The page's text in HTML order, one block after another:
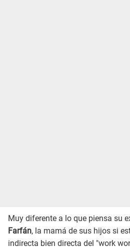
Muy diferente a lo que piensa su
Farfán, la mamá de sus hijos si
indirecta bien directa del "work